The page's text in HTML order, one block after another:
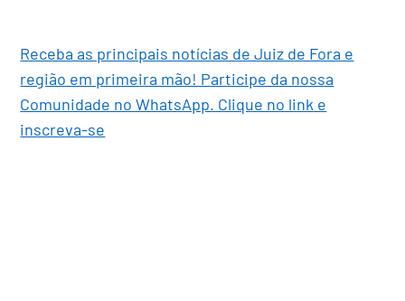
Receba as principais notícias de Juiz de Fora e
região em primeira mão! Participe da nossa
Comunidade no WhatsApp. Clique no link e
inscreva-se